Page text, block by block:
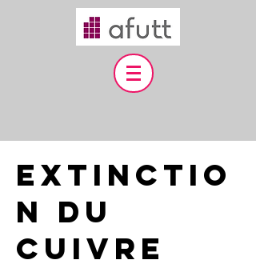
extinctio
n du
cuivre